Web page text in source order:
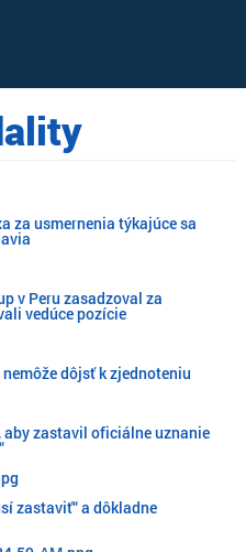
za usmernenia týkajúce sa
v Peru zasadzoval za
vedúce pozície
dôjsť k zjednoteniu
zastavil oficiálne uznanie
zastaviť“ a dôkladne